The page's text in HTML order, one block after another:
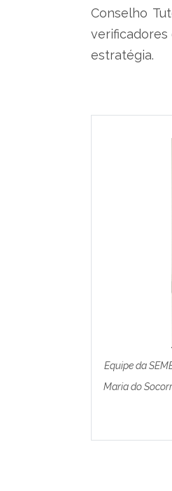
Conselho
estratégia.
Equipe da
Maria do